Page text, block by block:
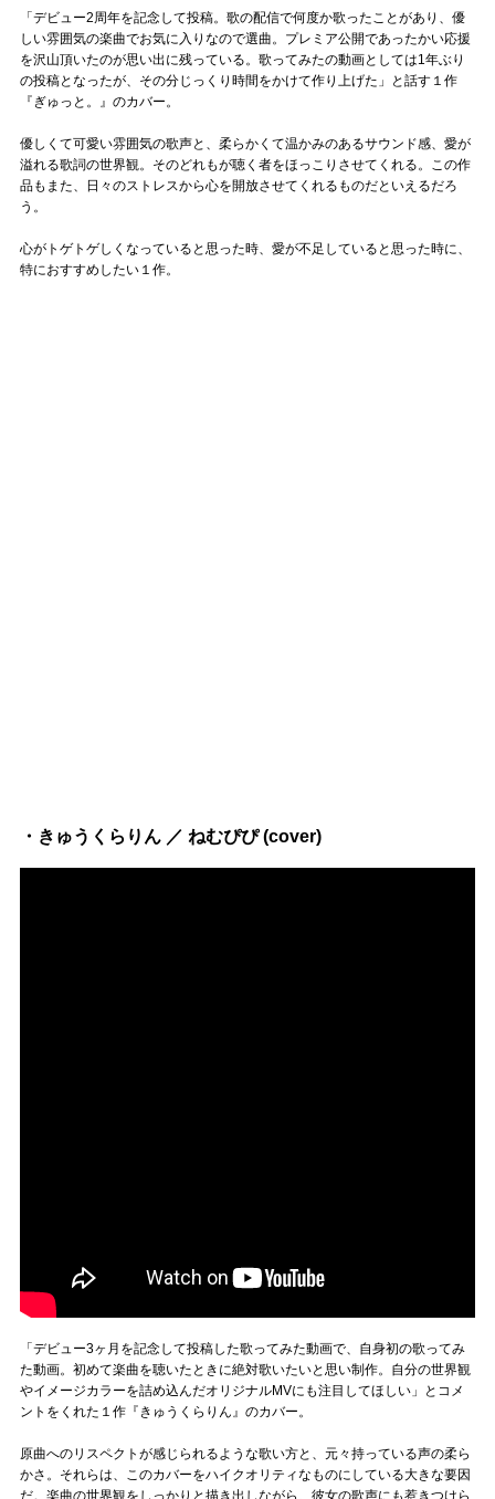
「デビュー2周年を記念して投稿。歌の配信で何度か歌ったことがあり、優
しい雰囲気の楽曲でお気に入りなので選曲。プレミア公開であったかい応援
を沢山頂いたのが思い出に残っている。歌ってみたの動画としては1年ぶり
の投稿となったが、その分じっくり時間をかけて作り上げた」と話す１作
『ぎゅっと。』のカバー。
優しくて可愛い雰囲気の歌声と、柔らかくて温かみのあるサウンド感、愛が
溢れる歌詞の世界観。そのどれもが聴く者をほっこりさせてくれる。この作
品もまた、日々のストレスから心を開放させてくれるものだといえるだろ
う。
心がトゲトゲしくなっていると思った時、愛が不足していると思った時に、
特におすすめしたい１作。
・きゅうくらりん ／ ねむぴぴ (cover)
「デビュー3ヶ月を記念して投稿した歌ってみた動画で、自身初の歌ってみ
た動画。初めて楽曲を聴いたときに絶対歌いたいと思い制作。自分の世界観
やイメージカラーを詰め込んだオリジナルMVにも注目してほしい」とコメ
ントをくれた１作『きゅうくらりん』のカバー。
原曲へのリスペクトが感じられるような歌い方と、元々持っている声の柔ら
かさ。それらは、このカバーをハイクオリティなものにしている大きな要因
だ。楽曲の世界観をしっかりと描き出しながら、彼女の歌声にも惹きつけら